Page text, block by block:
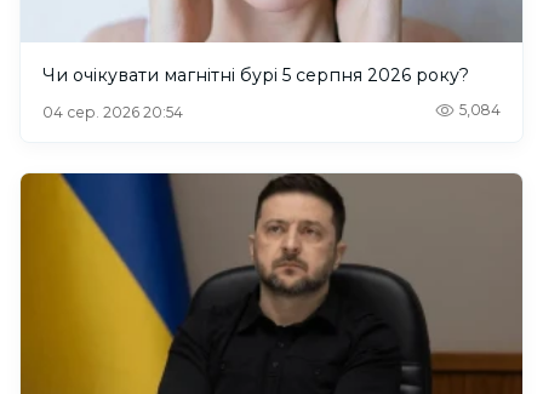
Чи очікувати магнітні бурі 5 серпня 2026 року?
04 сер. 2026 20:54 5,084